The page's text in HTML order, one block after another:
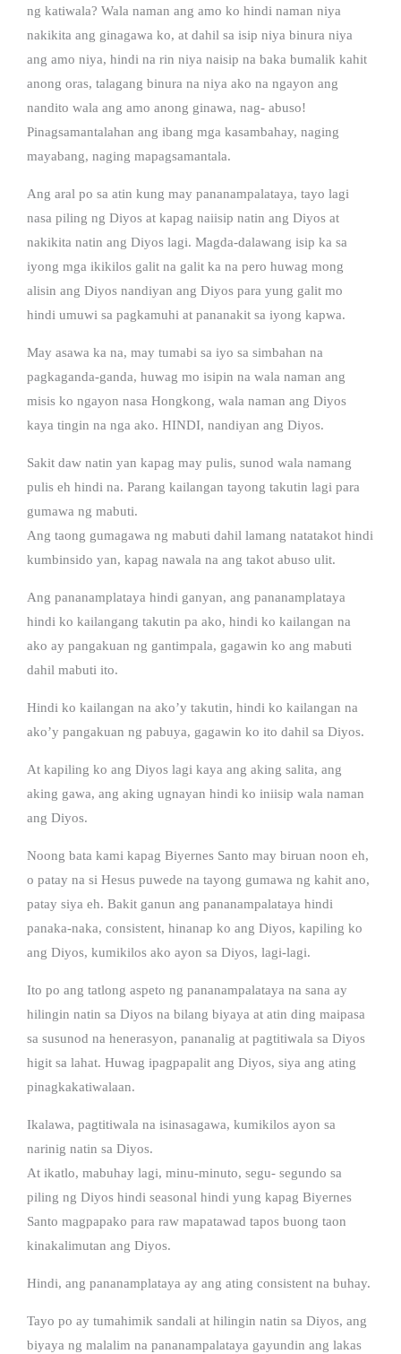
ng katiwala? Wala naman ang amo ko hindi naman niya
nakikita ang ginagawa ko, at dahil sa isip niya binura niya
ang amo niya, hindi na rin niya naisip na baka bumalik kahit
anong oras, talagang binura na niya ako na ngayon ang
nandito wala ang amo anong ginawa, nag- abuso!
Pinagsamantalahan ang ibang mga kasambahay, naging
mayabang, naging mapagsamantala.
Ang aral po sa atin kung may pananampalataya, tayo lagi
nasa piling ng Diyos at kapag naiisip natin ang Diyos at
nakikita natin ang Diyos lagi. Magda-dalawang isip ka sa
iyong mga ikikilos galit na galit ka na pero huwag mong
alisin ang Diyos nandiyan ang Diyos para yung galit mo
hindi umuwi sa pagkamuhi at pananakit sa iyong kapwa.
May asawa ka na, may tumabi sa iyo sa simbahan na
pagkaganda-ganda, huwag mo isipin na wala naman ang
misis ko ngayon nasa Hongkong, wala naman ang Diyos
kaya tingin na nga ako. HINDI, nandiyan ang Diyos.
Sakit daw natin yan kapag may pulis, sunod wala namang
pulis eh hindi na. Parang kailangan tayong takutin lagi para
gumawa ng mabuti.
Ang taong gumagawa ng mabuti dahil lamang natatakot hindi
kumbinsido yan, kapag nawala na ang takot abuso ulit.
Ang pananamplataya hindi ganyan, ang pananamplataya
hindi ko kailangang takutin pa ako, hindi ko kailangan na
ako ay pangakuan ng gantimpala, gagawin ko ang mabuti
dahil mabuti ito.
Hindi ko kailangan na ako’y takutin, hindi ko kailangan na
ako’y pangakuan ng pabuya, gagawin ko ito dahil sa Diyos.
At kapiling ko ang Diyos lagi kaya ang aking salita, ang
aking gawa, ang aking ugnayan hindi ko iniisip wala naman
ang Diyos.
Noong bata kami kapag Biyernes Santo may biruan noon eh,
o patay na si Hesus puwede na tayong gumawa ng kahit ano,
patay siya eh. Bakit ganun ang pananampalataya hindi
panaka-naka, consistent, hinanap ko ang Diyos, kapiling ko
ang Diyos, kumikilos ako ayon sa Diyos, lagi-lagi.
Ito po ang tatlong aspeto ng pananampalataya na sana ay
hilingin natin sa Diyos na bilang biyaya at atin ding maipasa
sa susunod na henerasyon, pananalig at pagtitiwala sa Diyos
higit sa lahat. Huwag ipagpapalit ang Diyos, siya ang ating
pinagkakatiwalaan.
Ikalawa, pagtitiwala na isinasagawa, kumikilos ayon sa
narinig natin sa Diyos.
At ikatlo, mabuhay lagi, minu-minuto, segu- segundo sa
piling ng Diyos hindi seasonal hindi yung kapag Biyernes
Santo magpapako para raw mapatawad tapos buong taon
kinakalimutan ang Diyos.
Hindi, ang pananamplataya ay ang ating consistent na buhay.
Tayo po ay tumahimik sandali at hilingin natin sa Diyos, ang
biyaya ng malalim na pananampalataya gayundin ang lakas